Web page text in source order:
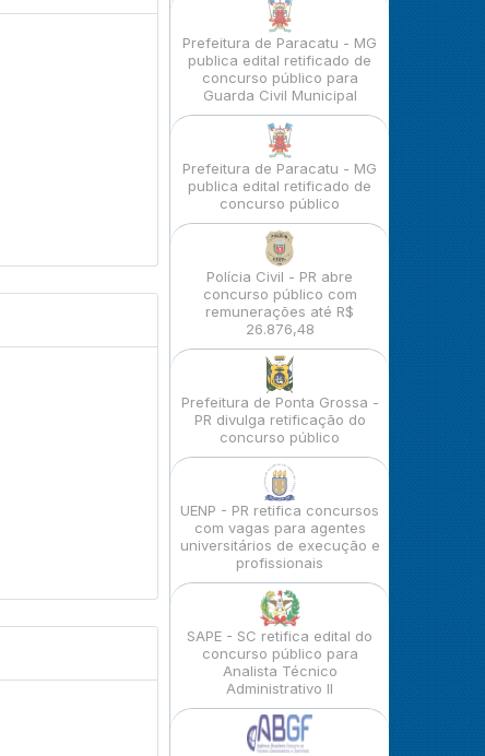
Prefeitura de Paracatu - MG
publica edital retificado de
concurso público para
Guarda Civil Municipal
Prefeitura de Paracatu - MG
publica edital retificado de
concurso público
Polícia Civil - PR abre
concurso público com
remunerações até R$
26.876,48
Prefeitura de Ponta Grossa -
PR divulga retificação do
concurso público
UENP - PR retifica concursos
com vagas para agentes
universitários de execução e
profissionais
SAPE - SC retifica edital do
concurso público para
Analista Técnico
Administrativo II